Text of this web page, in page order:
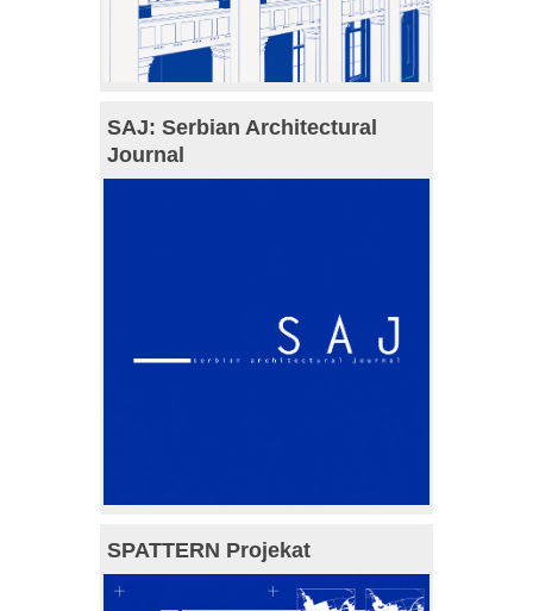
SAJ: Serbian Architectural
Journal
SPATTERN Projekat